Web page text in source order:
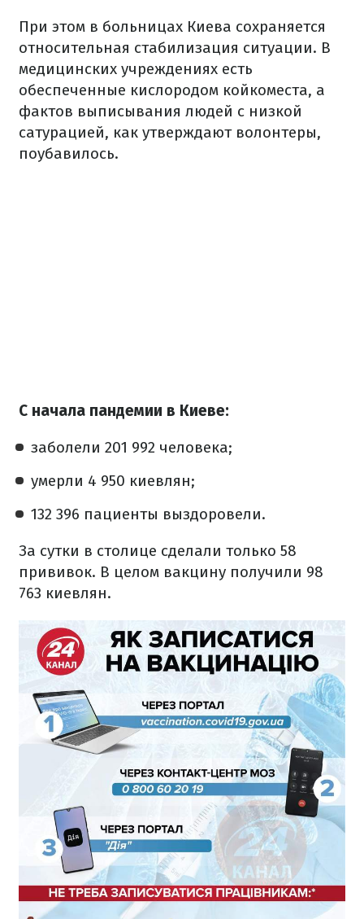
При этом в больницах Киева сохраняется
относительная стабилизация ситуации. В
медицинских учреждениях есть
обеспеченные кислородом койкоместа, а
фактов выписывания людей с низкой
сатурацией, как утверждают волонтеры,
поубавилось.
С начала пандемии в Киеве:
заболели 201 992 человека;
умерли 4 950 киевлян;
132 396 пациенты выздоровели.
За сутки в столице сделали только 58
прививок. В целом вакцину получили 98
763 киевлян.